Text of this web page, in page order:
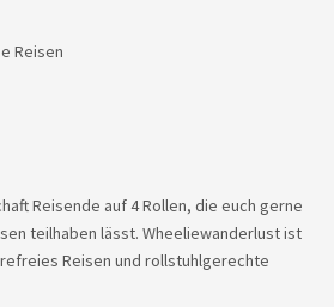
Reisen
Reisende auf 4 Rollen, die euch gerne
teilhaben lässt. Wheeliewanderlust ist
Reisen und rollstuhlgerechte